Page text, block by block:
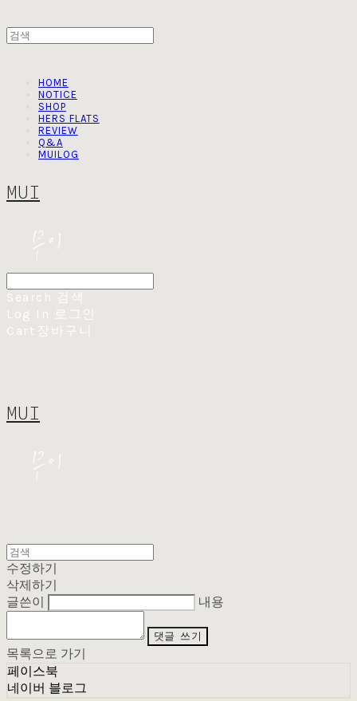
HOME
NOTICE
SHOP
HERS FLATS
REVIEW
Q&A
MUILOG
MUI
Search 검색
Log In 로그인
Cart 장바구니
MUI
수정하기
삭제하기
글쓴이
내용
댓글 쓰기
목록으로 가기
페이스북
네이버 블로그